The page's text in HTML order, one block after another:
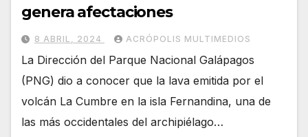
genera afectaciones
8 ABRIL, 2024 ACRÓPOLIS MULTIMEDIOS
La Dirección del Parque Nacional Galápagos
(PNG) dio a conocer que la lava emitida por el
volcán La Cumbre en la isla Fernandina, una de
las más occidentales del archipiélago…